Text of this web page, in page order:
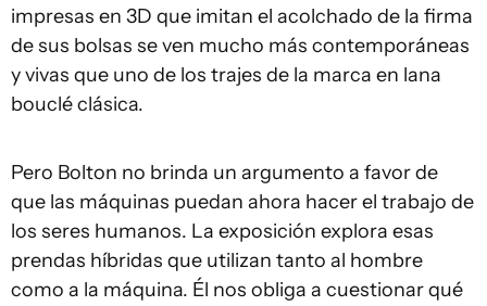
impresas en 3D que imitan el acolchado de la firma
de sus bolsas se ven mucho más contemporáneas
y vivas que uno de los trajes de la marca en lana
boucléclásica.
Pero Bolton no brinda un argumento a favor de
que las máquinas puedan ahora hacer el trabajo de
los seres humanos. La exposición explora esas
prendas híbridas que utilizan tanto al hombre
como a la máquina. Él nos obliga a cuestionar qué